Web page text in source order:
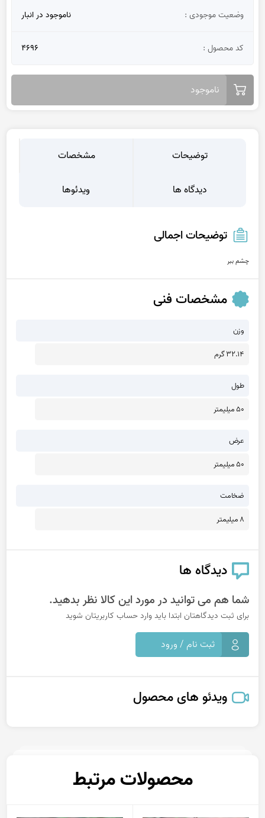
وضعیت موجودی : ناموجود در انبار
کد محصول : 4696
ناموجود
توضیحات مشخصات
دیدگاه ها ویدئوها
توضیحات اجمالی
چشم ببر
مشخصات فنی
وزن
32.14 گرم
طول
50 میلیمتر
عرض
50 میلیمتر
ضخامت
8 میلیمتر
دیدگاه ها
شما هم می توانید در مورد این کالا نظر بدهید.
برای ثبت دیدگاهتان ابتدا باید وارد حساب کاربریتان شوید
ثبت نام / ورود
ویدئو های محصول
محصولات مرتبط